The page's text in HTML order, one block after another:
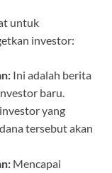
untuk
investor:
Ini adalah berita
baru.
yang
tersebut akan
Mencapai